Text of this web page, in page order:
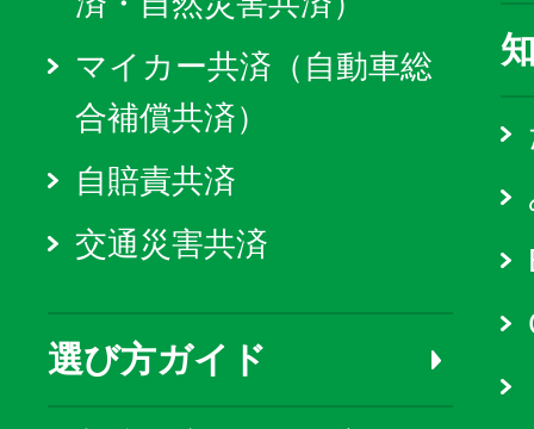
マイカー共済（自動車総
合補償共済）
自賠責共済
交通災害共済
選び方ガイド